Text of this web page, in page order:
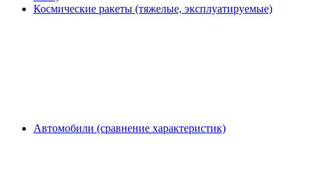
Космические ракеты (тяжелые, эксплуатируемые)
Автомобили (сравнение характеристик)